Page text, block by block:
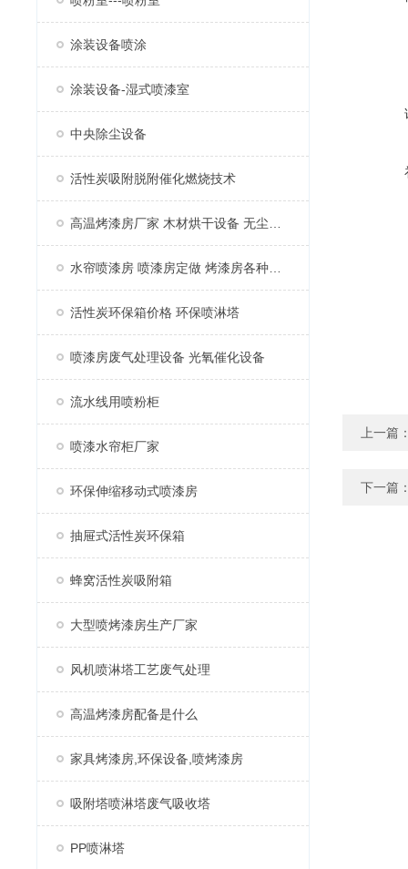
涂装设备喷涂
涂装设备-湿式喷漆室
中央除尘设备
活性炭吸附脱附催化燃烧技术
活性炭环保箱价格 环保喷淋塔
喷漆房废气处理设备 光氧催化设备
流水线用喷粉柜
喷漆水帘柜厂家
环保伸缩移动式喷漆房
抽屉式活性炭环保箱
蜂窝活性炭吸附箱
大型喷烤漆房生产厂家
风机喷淋塔工艺废气处理
高温烤漆房配备是什么
家具烤漆房,环保设备,喷烤漆房
吸附塔喷淋塔废气吸收塔
PP喷淋塔
上一篇
下一篇